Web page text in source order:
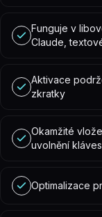
Funguje v
Claude,
Aktivace
zkratky
Okamžité
uvolnění
Optimalizace